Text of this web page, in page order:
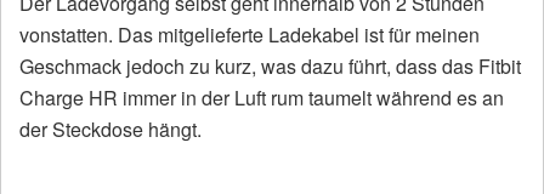
vonstatten. Das mitgelieferte Ladekabel ist für meinen
Geschmack jedoch zu kurz, was dazu führt, dass das Fitbit
Charge HR immer in der Luft rum taumelt während es an
der Steckdose hängt.